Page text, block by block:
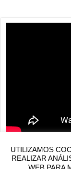
UTILIZAMOS
REALIZAR
WEB PARA